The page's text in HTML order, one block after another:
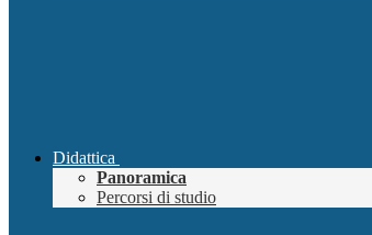
Didattica
Panoramica
Percorsi di studio